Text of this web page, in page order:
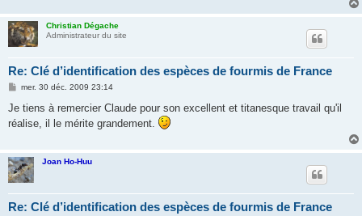
Christian Dégache
Administrateur du site
Re: Clé d’identification des espèces de fourmis de France
M
s
a
mer. 30 déc. 2009 23:14
Je tiens à remercier Claude pour son excellent et titanesque travail qu'il
réalise, il le mérite grandement.
Joan Ho-Huu
Re: Clé d’identification des espèces de fourmis de France